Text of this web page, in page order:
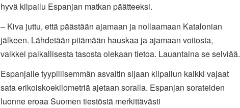
hyvä kilpailu Espanjan matkan päätteeksi.
– Kiva juttu, että päästään ajamaan ja nollaamaan Katalonian
jälkeen. Lähdetään pitämään hauskaa ja ajamaan voitosta,
vaikkei paikallisesta tasosta olekaan tietoa. Lauantaina se selviää.
Espanjalle tyypillisemmän asvaltin sijaan kilpailun kaikki vajaat
sata erikoiskoekilometriä ajetaan soralla. Espanjan sorateiden
luonne eroaa Suomen tiestöstä merkittävästi